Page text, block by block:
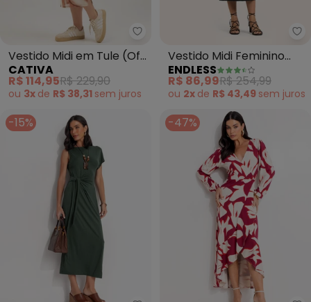
Cativa
Vestido Midi em Tule (Off
White)
CATIVA
R$ 114,95R$ 229,90
ou 3x de R$ 38,31 sem juros
Vestido Midi Feminino
(Preto)
ENDLESS
R$ 86,99R$ 254,99
ou 2x de R$ 43,49 sem juros
-15% -47%